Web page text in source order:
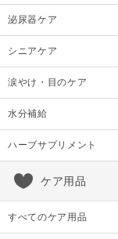
泌尿器ケア
シニアケア
涙やけ・目のケア
水分補給
ハーブサプリメント
ケア用品
すべてのケア用品